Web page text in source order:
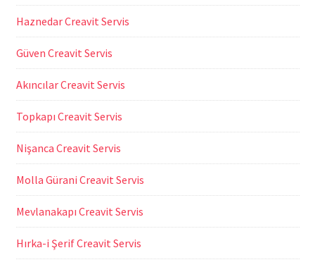
Haznedar Creavit Servis
Güven Creavit Servis
Akıncılar Creavit Servis
Topkapı Creavit Servis
Nişanca Creavit Servis
Molla Gürani Creavit Servis
Mevlanakapı Creavit Servis
Hırka-i Şerif Creavit Servis